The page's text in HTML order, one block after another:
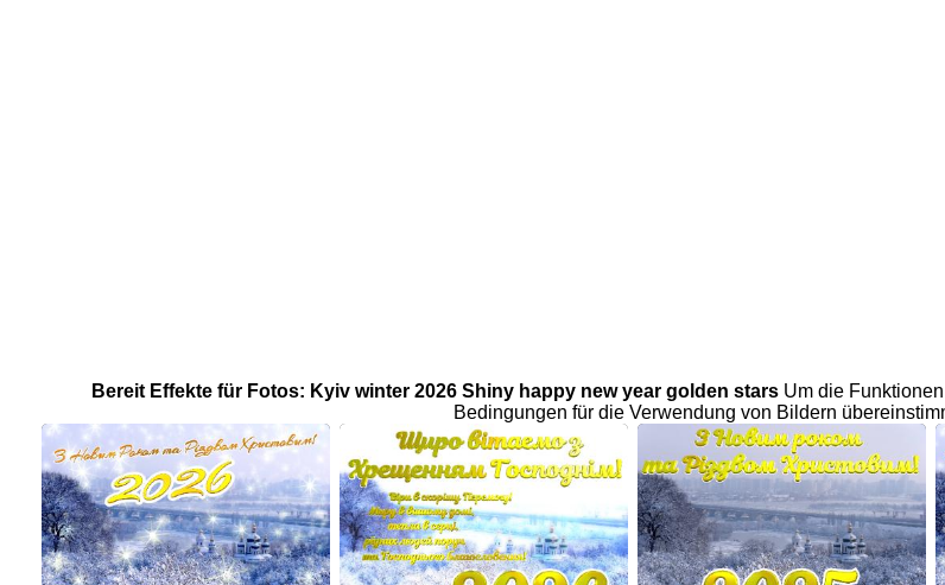
Bereit Effekte für Fotos: Kyiv winter 2026 Shiny happy new year golden stars Um die
Bedingungen für die Verwendung von Bildern